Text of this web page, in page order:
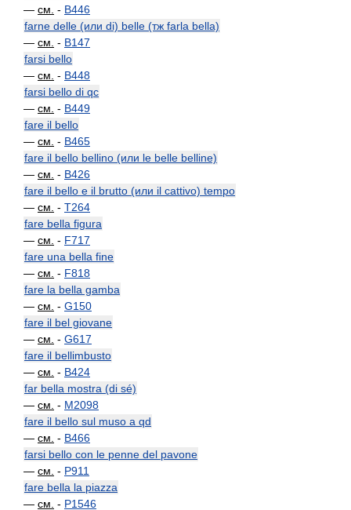
— см. - B446
farne delle (или di) belle (тж farla bella)
— см. - B147
farsi bello
— см. - B448
farsi bello di qc
— см. - B449
fare il bello
— см. - B465
fare il bello bellino (или le belle belline)
— см. - B426
fare il bello e il brutto (или il cattivo) tempo
— см. - T264
fare bella figura
— см. - F717
fare una bella fine
— см. - F818
fare la bella gamba
— см. - G150
fare il bel giovane
— см. - G617
fare il bellimbusto
— см. - B424
far bella mostra (di sé)
— см. - M2098
fare il bello sul muso a qd
— см. - B466
farsi bello con le penne del pavone
— см. - P911
fare bella la piazza
— см. - P1546